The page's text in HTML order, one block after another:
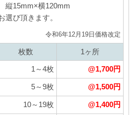
縦15mm×横120mm
選び頂きます。
令和6年12月19日価格改定
枚数 1ヶ所
1～4枚 @1,700円
5～9枚 @1,500円
10～19枚 @1,400円